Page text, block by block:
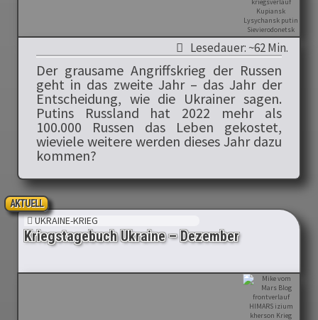
Lesedauer: ~62 Min.
Der grausame Angriffskrieg der Russen
geht in das zweite Jahr – das Jahr der
Entscheidung, wie die Ukrainer sagen.
Putins Russland hat 2022 mehr als
100.000 Russen das Leben gekostet,
wieviele weitere werden dieses Jahr dazu
kommen?
AKTUELL
UKRAINE-KRIEG
Kriegstagebuch Ukraine – Dezember